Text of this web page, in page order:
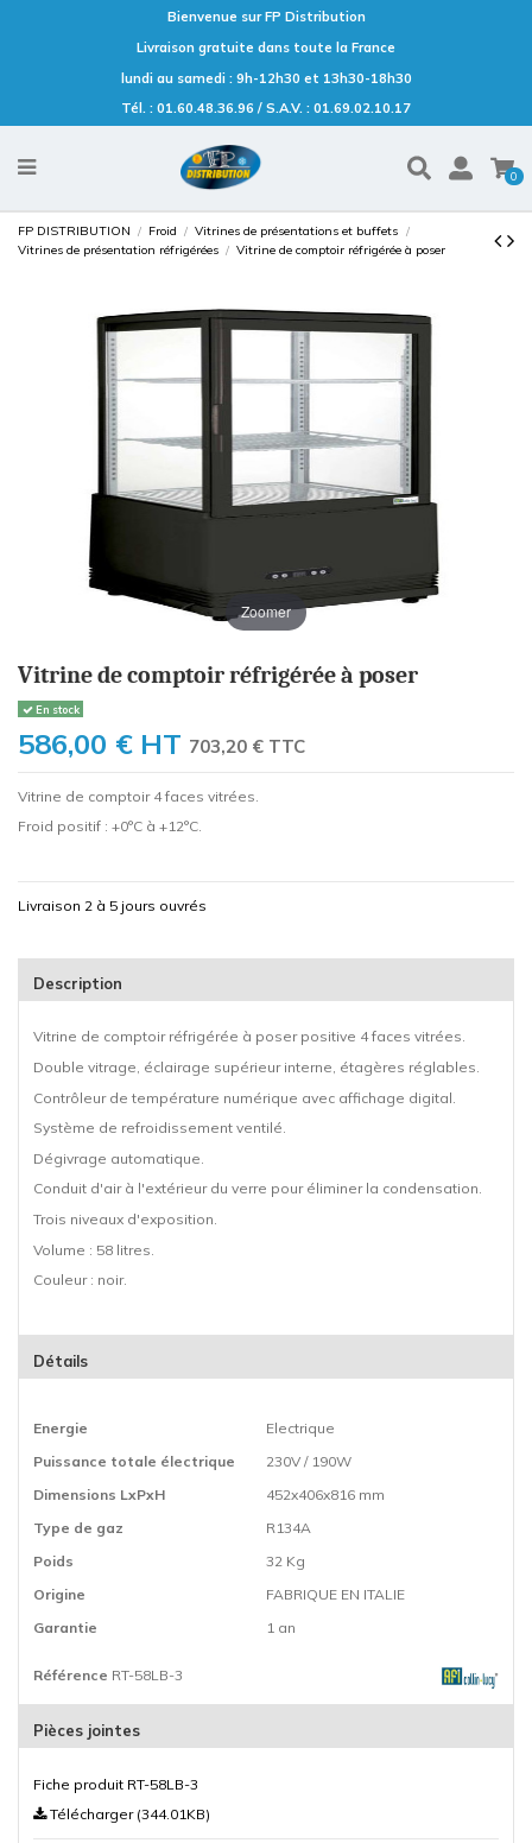
Bienvenue sur FP Distribution
Livraison gratuite dans toute la France
lundi au samedi : 9h-12h30 et 13h30-18h30
Tél. : 01.60.48.36.96 / S.A.V. : 01.69.02.10.17
0
FP DISTRIBUTION Froid
Vitrines de présentations et buffets
Vitrines de présentation réfrigérées
Vitrine de comptoir réfrigérée à poser
Zoomer
Vitrine de comptoir réfrigérée à poser
En stock
586,00 € HT 703,20 € TTC
Vitrine de comptoir 4 faces vitrées.
Froid positif : +0°C à +12°C.
Livraison 2 à 5 jours ouvrés
Description
Vitrine de comptoir réfrigérée à poser positive 4 faces vitrées.
Double vitrage, éclairage supérieur interne, étagères réglables.
Contrôleur de température numérique avec affichage digital.
Système de refroidissement ventilé.
Dégivrage automatique.
Conduit d'air à l'extérieur du verre pour éliminer la condensation.
Trois niveaux d'exposition.
Volume : 58 litres.
Couleur : noir.
Détails
Energie
Electrique
Puissance totale électrique
230V / 190W
Dimensions LxPxH
452x406x816 mm
Type de gaz
R134A
Poids
32 Kg
Origine
FABRIQUE EN ITALIE
Garantie
1 an
Référence RT-58LB-3
Pièces jointes
Fiche produit RT-58LB-3
Télécharger (344.01KB)